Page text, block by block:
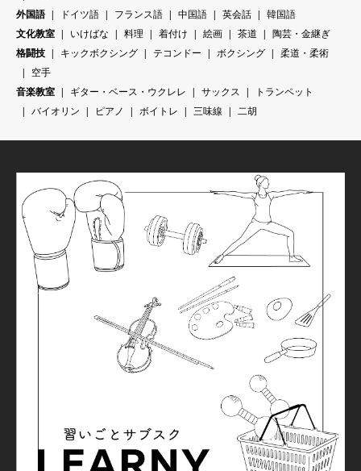
外国語
ドイツ語 フランス語 中国語 英会話
韓国語
文化教室
いけばな 料理 着付け 絵画 茶道
陶芸・金継ぎ
格闘技
キックボクシング テコンドー ボクシング
柔道・柔術
空手
音楽教室
ギター・ベース・ウクレレ サックス
トランペット
バイオリン
ピアノ ボイトレ 三味線 二胡